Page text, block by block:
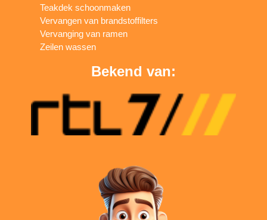
Teakdek schoonmaken
Vervangen van brandstoffilters
Vervanging van ramen
Zeilen wassen
Bekend van: